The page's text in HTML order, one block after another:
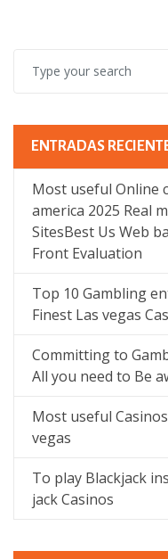
ENTRADAS
Most useful Online
america 2025 Real
SitesBest Us Web
Front Evaluation
Top 10 Gambling
Finest Las vegas
Committing to
All you need to Be
Most useful
vegas
To play Blackjack
jack Casinos